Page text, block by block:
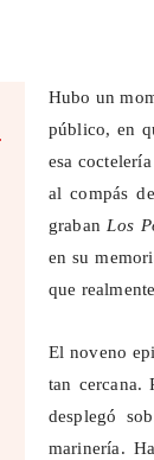
Hubo un
público, en
esa
al compás
grabanLos
en su
que
El noveno
tan cercana.
desplegó
marinería.